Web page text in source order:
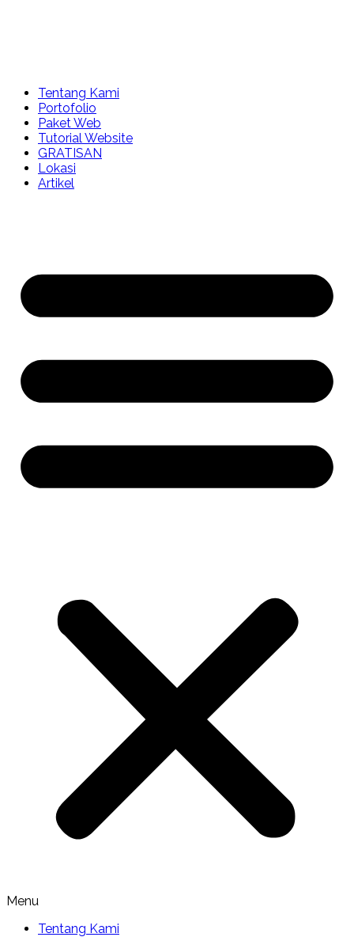
Tentang Kami
Portofolio
Paket Web
Tutorial Website
GRATISAN
Lokasi
Artikel
Menu
Tentang Kami